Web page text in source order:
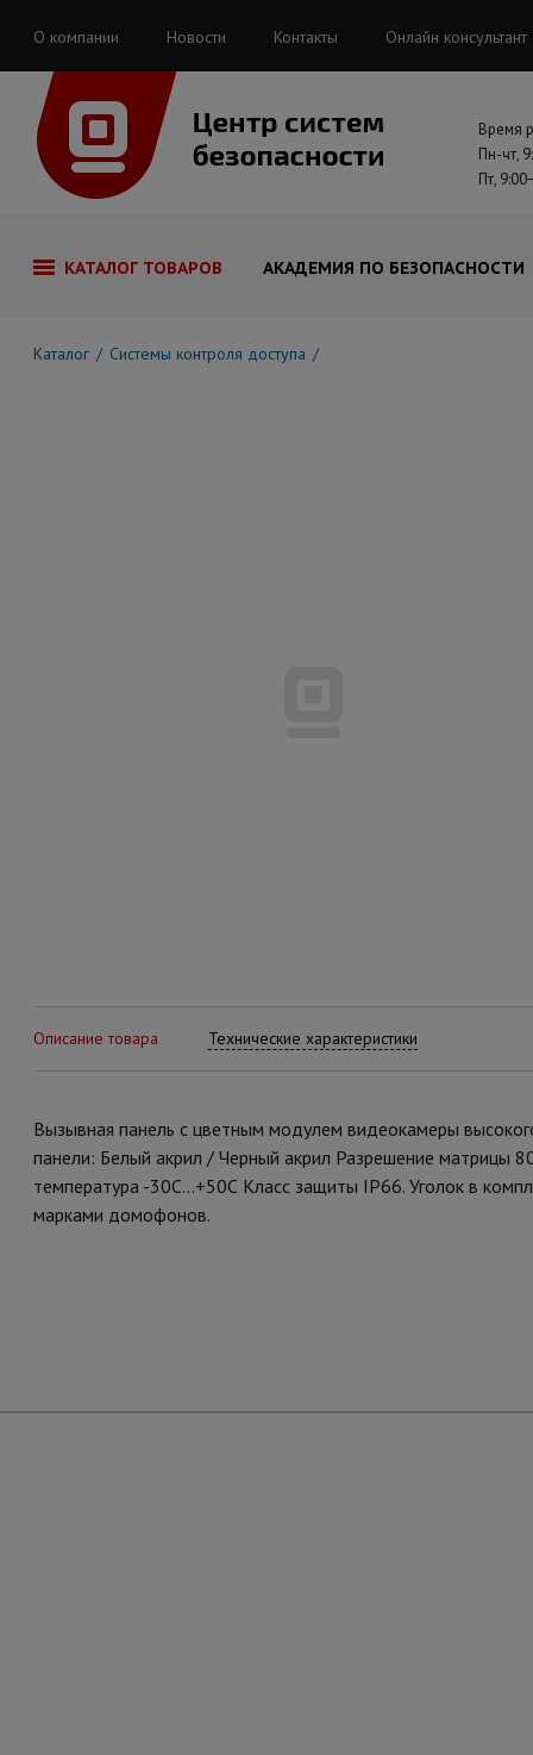
О компании Новости Контакты Онлайн консультант
Время
Пн-чт,
Пт,
КАТАЛОГ ТОВАРОВ АКАДЕМИЯ ПО БЕЗОПАСНОСТИ
Каталог Системы контроля доступа
Описание товара Технические характеристики
Вызывная панель с цветным модулем видеокамеры
панели: Белый акрил / Черный акрил Разрешение матрицы
температура -30С...+50С Класс защиты IP66. Уголок в
марками домофонов.